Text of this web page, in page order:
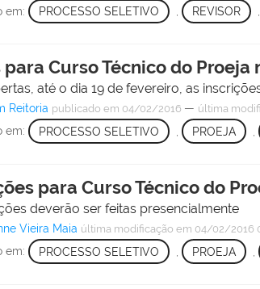
em: PROCESSO SELETIVO REVISOR
para Curso Técnico do
até o dia 19 de fevereiro, as
Reitoria publicado em 04/02/2016 — última
em: PROCESSO SELETIVO PROEJA
para Curso Técnico do
deverão ser feitas presencialmente
Vieira Maia última modificação em 04/02/2016
em: PROCESSO SELETIVO PROEJA